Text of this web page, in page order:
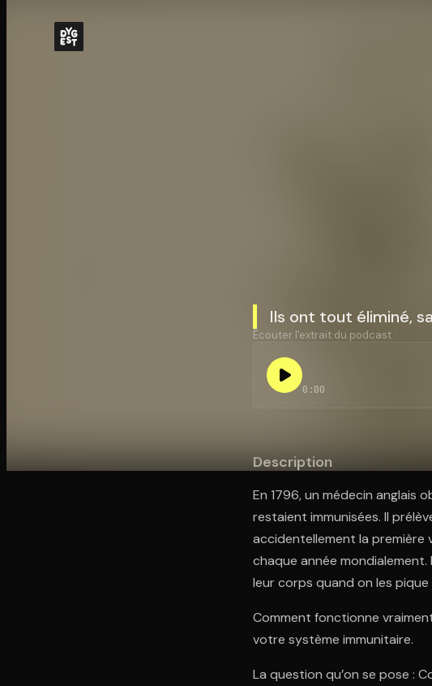
Ils ont tout éliminé,
Écouter l'extrait du podcast :
0:00
Description
En 1796, un médecin anglais
restaient immunisées. Il
accidentellement la première
chaque année
leur corps quand on les pique
Comment fonctionne
votre système immunitaire.
La question qu’on se pose :